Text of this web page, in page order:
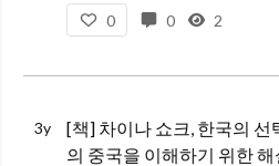
0 0 2
3y
[책] 차이나 쇼크, 한국의 선
의 중국을 이해하기 위한 해